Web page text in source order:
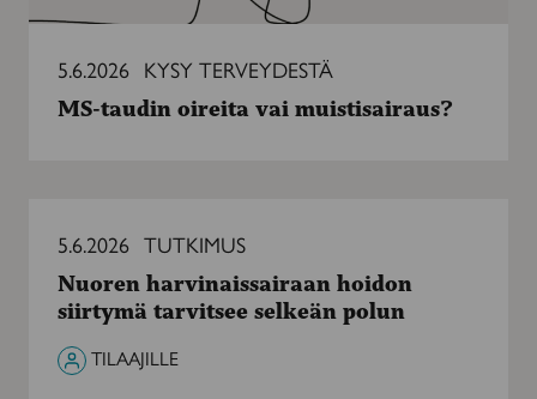
5.6.2026 KYSY TERVEYDESTÄ
MS-taudin oireita vai muistisairaus?
harvinaissairaan
hoidon
siirtymä
tarvitsee
selkeän
polun
5.6.2026 TUTKIMUS
Nuoren harvinaissairaan hoidon
siirtymä tarvitsee selkeän polun
TILAAJILLE